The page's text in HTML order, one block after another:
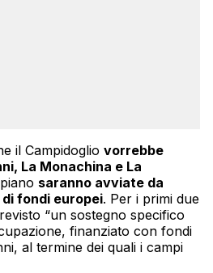
il Campidoglio vorrebbe
La Monachina e La
saranno avviate da
fondi europei. Per i primi due
“un sostegno specifico
finanziato con fondi
al termine dei quali i campi